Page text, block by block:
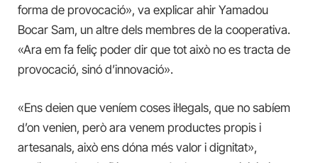
forma de provocació», va explicar ahir Yamadou
Bocar Sam, un altre dels membres de la cooperativa.
«Ara em fa feliç poder dir que tot això no es tracta de
provocació, sinó d’innovació».
«Ens deien que veníem coses il·legals, que no sabíem
d’on venien, però ara venem productes propis i
artesanals, això ens dóna més valor i dignitat»,